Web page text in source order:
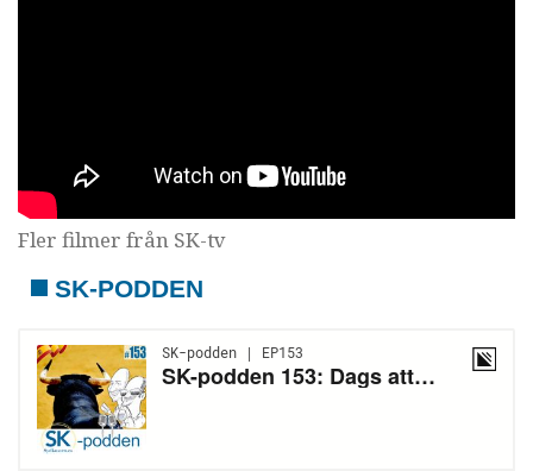
Fler filmer från SK-tv
SK-PODDEN